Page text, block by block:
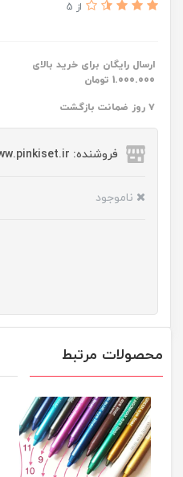
از 5
ارسال رایگان برای خرید بالای
1.000.000 تومان
۷ روز ضمانت بازگشت
فروشنده: www.pinkiset.ir
ناموجود
محصولات مرتبط